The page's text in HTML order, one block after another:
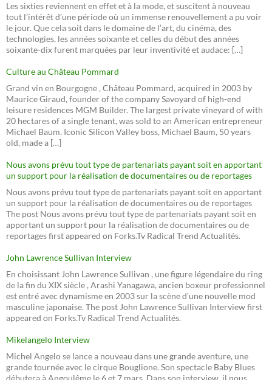
Les sixties reviennent en effet et à la mode, et suscitent à nouveau
tout l’intérêt d’une période où un immense renouvellement a pu voir
le jour. Que cela soit dans le domaine de l’art, du cinéma, des
technologies, les années soixante et celles du début des années
soixante-dix furent marquées par leur inventivité et audace: […]
Culture au Château Pommard
Grand vin en Bourgogne , Château Pommard, acquired in 2003 by
Maurice Giraud, founder of the company Savoyard of high-end
leisure residences MGM Builder. The largest private vineyard of with
20 hectares of a single tenant, was sold to an American entrepreneur
Michael Baum. Iconic Silicon Valley boss, Michael Baum, 50 years
old, made a […]
Nous avons prévu tout type de partenariats payant soit en apportant
un support pour la réalisation de documentaires ou de reportages
Nous avons prévu tout type de partenariats payant soit en apportant
un support pour la réalisation de documentaires ou de reportages
The post Nous avons prévu tout type de partenariats payant soit en
apportant un support pour la réalisation de documentaires ou de
reportages first appeared on Forks.Tv Radical Trend Actualités.
John Lawrence Sullivan Interview
En choisissant John Lawrence Sullivan , une figure légendaire du ring
de la fin du XIX siècle , Arashi Yanagawa, ancien boxeur professionnel
est entré avec dynamisme en 2003 sur la scène d'une nouvelle mod
masculine japonaise. The post John Lawrence Sullivan Interview first
appeared on Forks.Tv Radical Trend Actualités.
Mikelangelo Interview
Michel Angelo se lance a nouveau dans une grande aventure, une
grande tournée avec le cirque Bouglione. Son spectacle Baby Blues